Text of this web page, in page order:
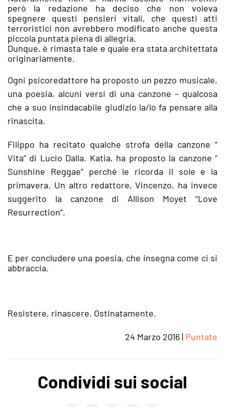
però la redazione ha deciso che non voleva
spegnere questi pensieri vitali, che questi atti
terroristici non avrebbero modificato anche questa
piccola puntata piena di allegria.
Dunque, è rimasta tale e quale era stata architettata
originariamente.
Ogni psicoredattore ha proposto un pezzo musicale,
una poesia, alcuni versi di una canzone – qualcosa
che a suo insindacabile giudizio la/lo fa pensare alla
rinascita.
Filippo ha recitato qualche strofa della canzone “
Vita” di Lucio Dalla. Katia, ha proposto la canzone “
Sunshine Reggae” perché le ricorda il sole e la
primavera. Un altro redattore, Vincenzo, ha invece
suggerito la canzone di Allison Moyet “Love
Resurrection”.
E per concludere una poesia, che insegna come ci si
abbraccia.
Resistere, rinascere. Ostinatamente.
24 Marzo 2016| Puntate
Condividi sui social